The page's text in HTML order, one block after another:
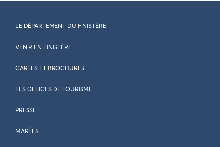
LE DÉPARTEMENT DU FINISTÈRE
VENIR EN FINISTÈRE
CARTES ET BROCHURES
LES OFFICES DE TOURISME
PRESSE
MARÉES